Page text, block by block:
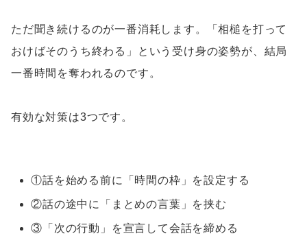
ただ聞き続けるのが一番消耗します。「相槌を打って
おけばそのうち終わる」という受け身の姿勢が、結局
一番時間を奪われるのです。
有効な対策は3つです。
①話を始める前に「時間の枠」を設定する
②話の途中に「まとめの言葉」を挟む
③「次の行動」を宣言して会話を締める